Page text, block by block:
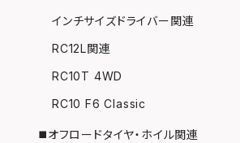
インチサイズドライバー関連
RC12L関連
RC10T 4WD
RC10 F6 Classic
◼️オフロードタイヤ・ホイル関連